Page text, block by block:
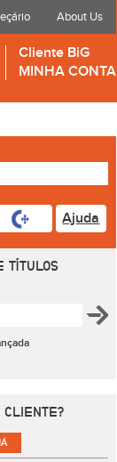
About Us
Cliente BiG
MINHA CONTA
Ajuda
TÍTULOS
CLIENTE?